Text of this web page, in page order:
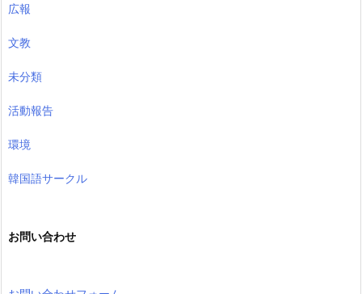
広報
文教
未分類
活動報告
環境
韓国語サークル
お問い合わせ